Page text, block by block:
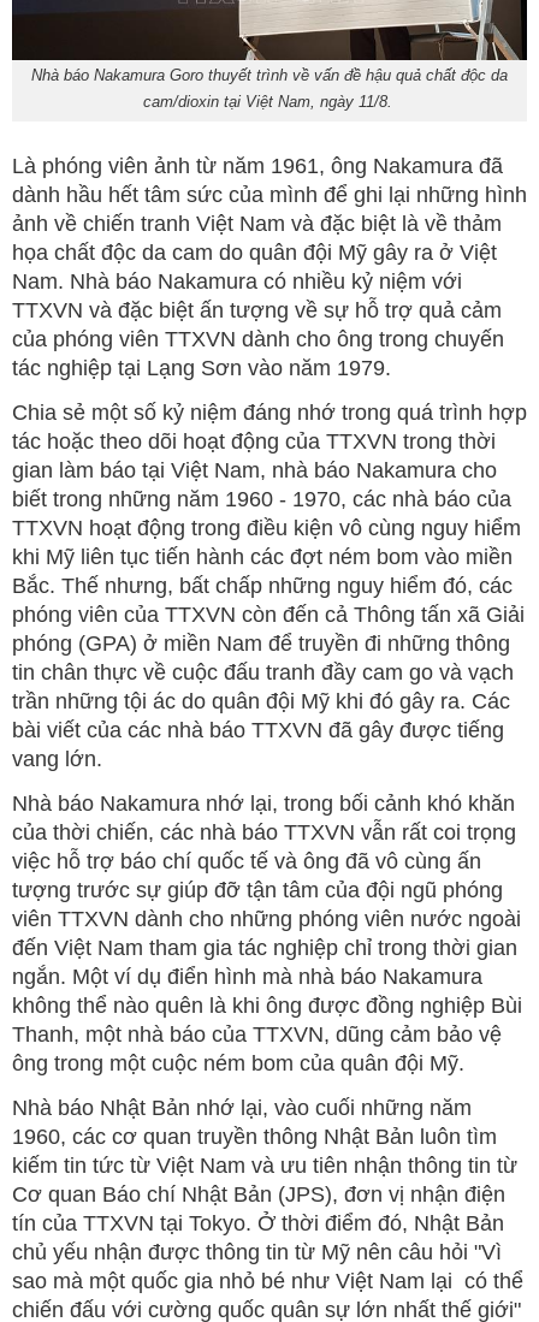
Nhà báo Nakamura Goro thuyết trình về vấn đề hậu quả chất độc da
cam/dioxin tại Việt Nam, ngày 11/8.
Là phóng viên ảnh từ năm 1961, ông Nakamura đã
dành hầu hết tâm sức của mình để ghi lại những hình
ảnh về chiến tranh Việt Nam và đặc biệt là về thảm
họa chất độc da cam do quân đội Mỹ gây ra ở Việt
Nam. Nhà báo Nakamura có nhiều kỷ niệm với
TTXVN và đặc biệt ấn tượng về sự hỗ trợ quả cảm
của phóng viên TTXVN dành cho ông trong chuyến
tác nghiệp tại Lạng Sơn vào năm 1979.
Chia sẻ một số kỷ niệm đáng nhớ trong quá trình hợp
tác hoặc theo dõi hoạt động của TTXVN trong thời
gian làm báo tại Việt Nam, nhà báo Nakamura cho
biết trong những năm 1960 - 1970, các nhà báo của
TTXVN hoạt động trong điều kiện vô cùng nguy hiểm
khi Mỹ liên tục tiến hành các đợt ném bom vào miền
Bắc. Thế nhưng, bất chấp những nguy hiểm đó, các
phóng viên của TTXVN còn đến cả Thông tấn xã Giải
phóng (GPA) ở miền Nam để truyền đi những thông
tin chân thực về cuộc đấu tranh đầy cam go và vạch
trần những tội ác do quân đội Mỹ khi đó gây ra. Các
bài viết của các nhà báo TTXVN đã gây được tiếng
vang lớn.
Nhà báo Nakamura nhớ lại, trong bối cảnh khó khăn
của thời chiến, các nhà báo TTXVN vẫn rất coi trọng
việc hỗ trợ báo chí quốc tế và ông đã vô cùng ấn
tượng trước sự giúp đỡ tận tâm của đội ngũ phóng
viên TTXVN dành cho những phóng viên nước ngoài
đến Việt Nam tham gia tác nghiệp chỉ trong thời gian
ngắn. Một ví dụ điển hình mà nhà báo Nakamura
không thể nào quên là khi ông được đồng nghiệp Bùi
Thanh, một nhà báo của TTXVN, dũng cảm bảo vệ
ông trong một cuộc ném bom của quân đội Mỹ.
Nhà báo Nhật Bản nhớ lại, vào cuối những năm
1960, các cơ quan truyền thông Nhật Bản luôn tìm
kiếm tin tức từ Việt Nam và ưu tiên nhận thông tin từ
Cơ quan Báo chí Nhật Bản (JPS), đơn vị nhận điện
tín của TTXVN tại Tokyo. Ở thời điểm đó, Nhật Bản
chủ yếu nhận được thông tin từ Mỹ nên câu hỏi "Vì
sao mà một quốc gia nhỏ bé như Việt Nam lại có thể
chiến đấu với cường quốc quân sự lớn nhất thế giới"